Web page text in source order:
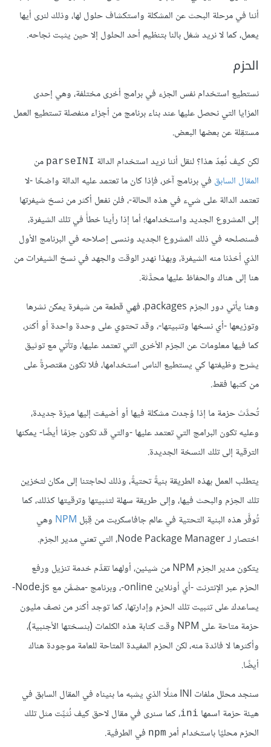
أننا في مرحلة البحث عن المشكلة واستكشاف حلول لها، وذلك لنرى أيها
يعمل، كما لا نريد شغل بالنا بتنظيم أحد الحلول إلا حين يثبت نجاحه.
الحزم
نستطيع استخدام نفس الجزء في برامج أخرى مختلفة، وهي إحدى
المزايا التي نحصل عليها عند بناء برنامج من أجزاء منفصلة تستطيع العمل
مستقِلة عن بعضها البعض.
لكن كيف نُعِدّ هذا؟ لنقل أننا نريد استخدام الدالة parseINI من
المقال السابق في برنامج آخر، فإذا كان ما تعتمد عليه الدالة واضحًا -لا
تعتمد الدالة على شيء في هذه الحالة-، فلن نفعل أكثر من نسخ شيفرتها
إلى المشروع الجديد واستخدامها؛ أما إذا رأينا خطأً في تلك الشيفرة،
فسنصلحه في ذلك المشروع الجديد وننسى إصلاحه في البرنامج الأول
الذي أخذنا منه الشيفرة، وبهذا نهدر الوقت والجهد في نسخ الشيفرات من
هنا إلى هناك والحفاظ عليها محدَّثة.
وهنا يأتي دور الحِزم packages، فهي قطعة من شيفرة يمكن نشرها
وتوزيعها -أي نسخها وتثبيتها-، وقد تحتوي على وحدة واحدة أو أكثر،
كما فيها معلومات عن الحِزم الأخرى التي تعتمد عليها، وتأتي مع توثيق
يشرح وظيفتها كي يستطيع الناس استخدامها، فلا تكون مقتصرةً على
من كتبها فقط.
تُحدَّث حزمة ما إذا وُجدت مشكلة فيها أو أضيفت إليها ميزة جديدة،
وعليه تكون البرامج التي تعتمد عليها -والتي قد تكون حِزمًا أيضًا- يمكنها
الترقية إلى تلك النسخة الجديدة.
يتطلب العمل بهذه الطريقة بنيةً تحتيةً، وذلك لحاجتنا إلى مكان لتخزين
تلك الحِزم والبحث فيها، وإلى طريقة سهلة لتثبيتها وترقيتها كذلك، كما
تُوفَّر هذه البنية التحتية في عالم جافاسكربت من قِبَل NPM وهي
اختصار لـ Node Package Manager، التي تعني مدير الحِزم.
يتكون مدير الحِزم NPM من شيئين، أولهما تقدِّم خدمة تنزيل ورفع
الحزم عبر الإنترنت -أي أونلاين online-، وبرنامج -مضمَّن مع Node.js-
يساعدك على تثبيت تلك الحزم وإدارتها، كما توجد أكثر من نصف مليون
حزمة متاحة على NPM وقت كتابة هذه الكلمات (بنسختها الأجنبية)،
وأكثرها لا فائدة منه، لكن الحزم المفيدة المتاحة للعامة موجودة هناك
أيضًا.
سنجد محلل ملفات INI مثلًا الذي يشبه ما بنيناه في المقال السابق في
هيئة حزمة اسمها ini، كما سنرى في مقال لاحق كيف نُثبِّت مثل تلك
الحزم محليًا باستخدام أمر npm في الطرفية.